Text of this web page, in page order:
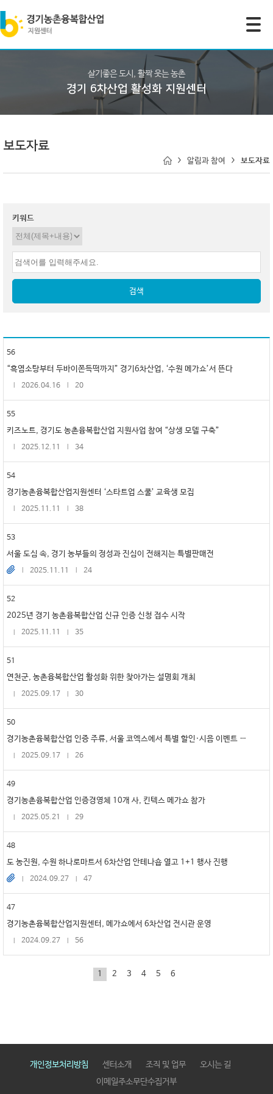
살기좋은 도시, 활짝 웃는 농촌
경기 6차산업 활성화 지원센터
보도자료
알림과 참여 보도자료
키워드
검색
56
“흑염소탕부터 두바이쫀득떡까지” 경기6차산업, ‘수원 메가쇼’서 뜬다
2026.04.16
20
55
키즈노트, 경기도 농촌융복합산업 지원사업 참여 “상생 모델 구축”
2025.12.11
34
54
경기농촌융복합산업지원센터 ‘스타트업 스쿨’ 교육생 모집
2025.11.11
38
53
서울 도심 속, 경기 농부들의 정성과 진심이 전해지는 특별판매전
2025.11.11
24
52
2025년 경기 농촌융복합산업 신규 인증 신청 접수 시작
2025.11.11
35
51
연천군, 농촌융복합산업 활성화 위한 찾아가는 설명회 개최
2025.09.17
30
50
경기농촌융복합산업 인증 주류, 서울 코엑스에서 특별 할인·시음 이벤트 진행
2025.09.17
26
49
경기농촌융복합산업 인증경영체 10개 사, 킨텍스 메가쇼 참가
2025.05.21
29
48
도 농진원, 수원 하나로마트서 6차산업 안테나숍 열고 1+1 행사 진행
2024.09.27
47
47
경기농촌융복합산업지원센터, 메가쇼에서 6차산업 전시관 운영
2024.09.27
56
1 2 3 4 5 6
개인정보처리방침 센터소개 조직 및 업무
오시는 길
이메일주소무단수집거부